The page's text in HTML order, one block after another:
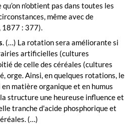
n'obtient pas dans toutes les
même avec de
1877 : 377).
. (…) La rotation sera améliorante si
artificielles (cultures
de celle des céréales (cultures
orge. Ainsi, en quelques rotations, le
matière organique et en humus
structure une heureuse influence et
tranche d'acide phosphorique et
(…)